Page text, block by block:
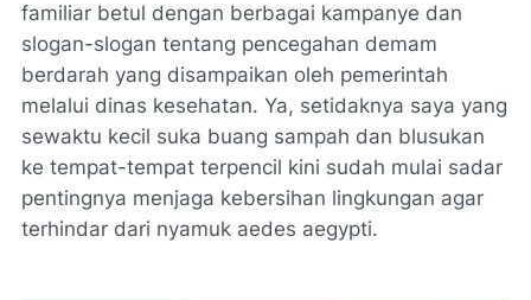
familiar betul dengan berbagai kampanye dan
slogan-slogan tentang pencegahan demam
berdarah yang disampaikan oleh pemerintah
melalui dinas kesehatan. Ya, setidaknya saya yang
sewaktu kecil suka buang sampah dan blusukan
ke tempat-tempat terpencil kini sudah mulai sadar
pentingnya menjaga kebersihan lingkungan agar
terhindar dari nyamuk aedes aegypti.